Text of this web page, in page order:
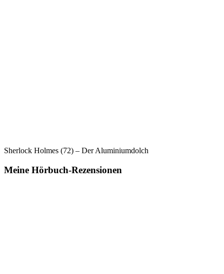
Sherlock Holmes (72) – Der Aluminiumdolch
Meine Hörbuch-Rezensionen